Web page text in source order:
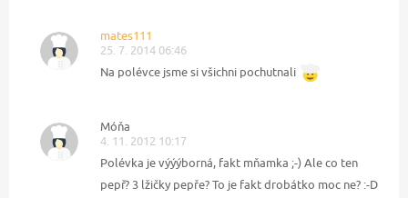
mates111
25. 7. 2014 06:46
Na polévce jsme si všichni pochutnali
Móňa
4. 11. 2012 10:17
Polévka je výýýborná, fakt mňamka ;-) Ale co ten
pepř? 3 lžičky pepře? To je fakt drobátko moc ne? :-D